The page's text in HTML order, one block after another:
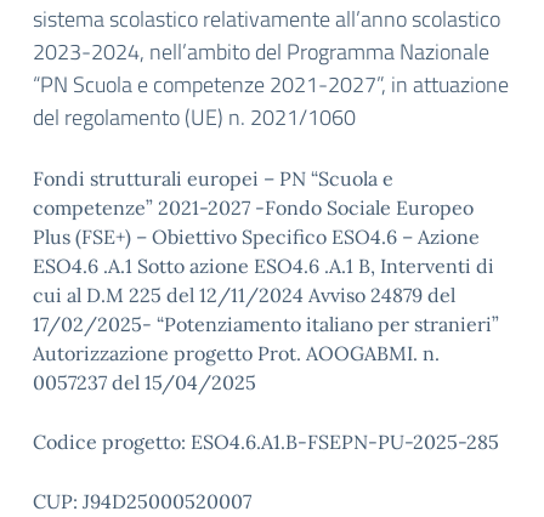
sistema scolastico relativamente all’anno scolastico
2023-2024, nell’ambito del Programma Nazionale
“PN Scuola e competenze 2021-2027”, in attuazione
del regolamento (UE) n. 2021/1060
Fondi strutturali europei – PN “Scuola e
competenze” 2021-2027 -Fondo Sociale Europeo
Plus (FSE+) – Obiettivo Specifico ESO4.6 – Azione
ESO4.6 .A.1 Sotto azione ESO4.6 .A.1 B, Interventi di
cui al D.M 225 del 12/11/2024 Avviso 24879 del
17/02/2025- “Potenziamento italiano per stranieri”
Autorizzazione progetto Prot. AOOGABMI. n.
0057237 del 15/04/2025
Codice progetto: ESO4.6.A1.B-FSEPN-PU-2025-285
CUP: J94D25000520007